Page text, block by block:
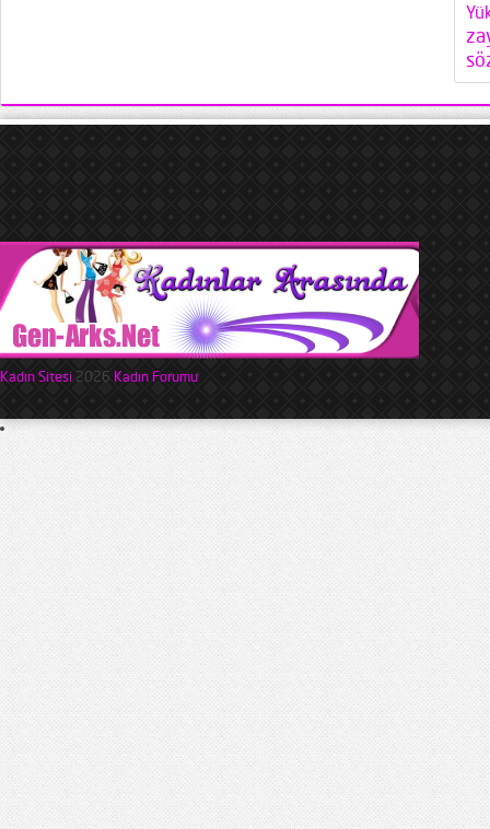
Kadın Sitesi 2026 Kadın Forumu